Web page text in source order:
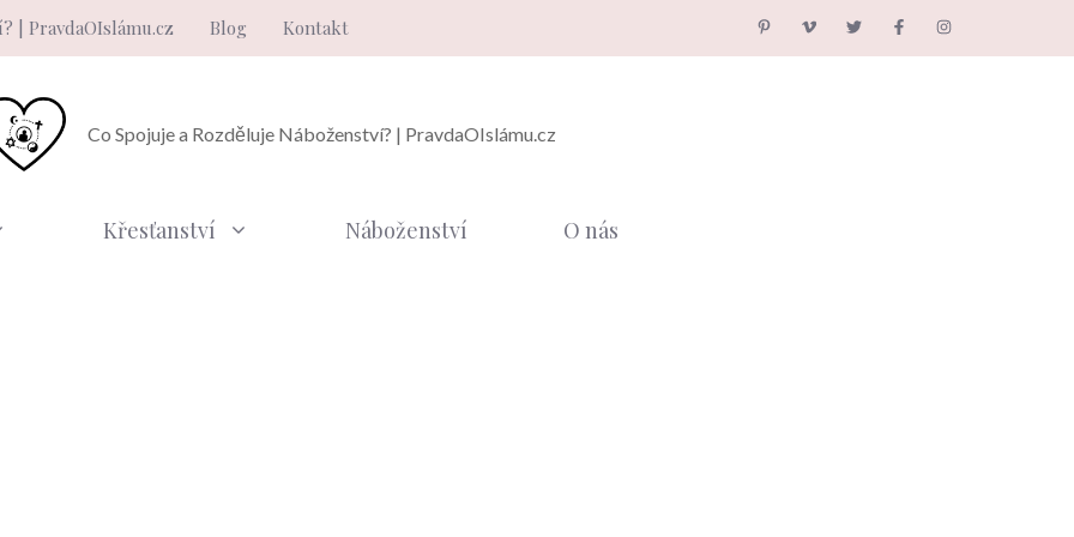
| PravdaOIslámu.cz Blog Kontakt
Co Spojuje a Rozděluje Náboženství? | PravdaOIslámu.cz
Křesťanství Náboženství O nás